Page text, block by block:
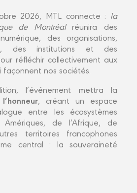
2026, MTL connecte : la
de Montréalréunira des
des organisations,
des institutions et des
réfléchir collectivement aux
nos sociétés.
l’événement mettra la
, créant un espace
entre les écosystèmes
Amériques, de l’Afrique, de
territoires francophones
central : la souveraineté